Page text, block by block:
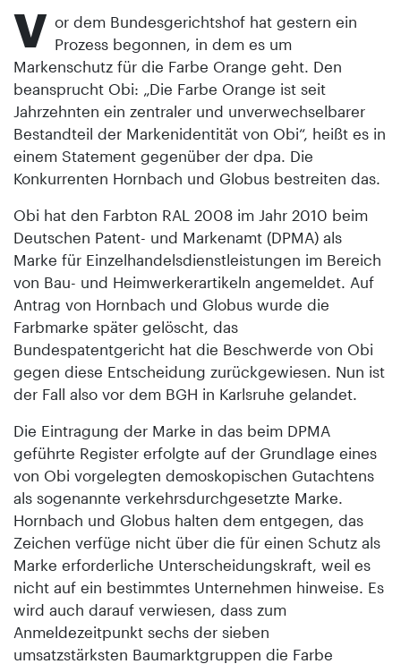
V or dem Bundesgerichtshof hat gestern ein
Prozess begonnen, in dem es um
Markenschutz für die Farbe Orange geht. Den
beansprucht Obi: „Die Farbe Orange ist seit
Jahrzehnten ein zentraler und unverwechselbarer
Bestandteil der Markenidentität von Obi“, heißt es in
einem Statement gegenüber der dpa. Die
Konkurrenten Hornbach und Globus bestreiten das.
Obi hat den Farbton RAL 2008 im Jahr 2010 beim
Deutschen Patent- und Markenamt (DPMA) als
Marke für Einzelhandelsdienstleistungen im Bereich
von Bau- und Heimwerkerartikeln angemeldet. Auf
Antrag von Hornbach und Globus wurde die
Farbmarke später gelöscht, das
Bundespatentgericht hat die Beschwerde von Obi
gegen diese Entscheidung zurückgewiesen. Nun ist
der Fall also vor dem BGH in Karlsruhe gelandet.
Die Eintragung der Marke in das beim DPMA
geführte Register erfolgte auf der Grundlage eines
von Obi vorgelegten demoskopischen Gutachtens
als sogenannte verkehrsdurchgesetzte Marke.
Hornbach und Globus halten dem entgegen, das
Zeichen verfüge nicht über die für einen Schutz als
Marke erforderliche Unterscheidungskraft, weil es
nicht auf ein bestimmtes Unternehmen hinweise. Es
wird auch darauf verwiesen, dass zum
Anmeldezeitpunkt sechs der sieben
umsatzstärksten Baumarktgruppen die Farbe